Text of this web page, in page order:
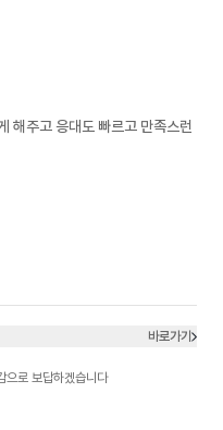
해주고 응대도 빠르고 만족스런
바로가기
으로 보답하겠습니다